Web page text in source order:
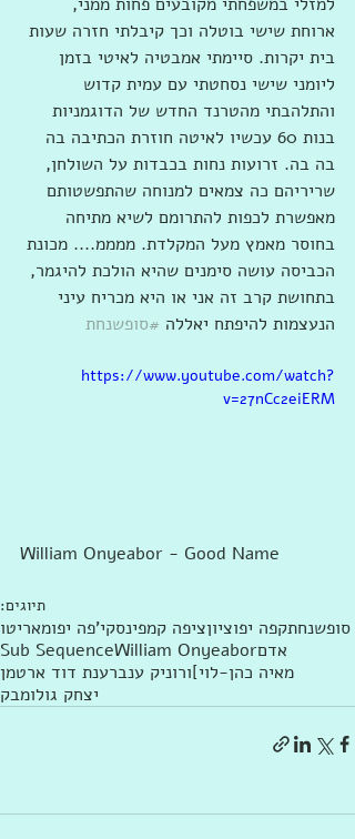
ארוחת שישי בוטלה וכך קיבלתי חזרה שעות
בית יקרות. סיימתי אמבטיה לאיטי בזמן
ליומני שישי נסחטתי עם עמית קדוש
והתלהבתי מהטרנד החדש של הדוגמניות
בנות 60 עכשיו לאיטה חוזרת הכתיבה בה
בה בה. זרועות נחות בכבדות על השולחן,
שריריהם כה צמאים למנוחה שהתפשטותם
מאפשרת לכפות להתרומם לשיא מתיחה
בחוסר מאמץ מעל המקלדת. ממממ.... מכונת
הכביסה עושה סימנים שהיא הולכת להיגמר,
בתחושת קרב זה אני או היא מכריח עיני
הנעצמות להיפתח יאללה #סופשנחת
https://www.youtube.com/watch?
v=27nCc2eiERM
William Onyeabor - Good Name
תיוגים:
סופשנחתקפה יפוציוןציפה קמפינסקי'פה יפומאריטו
אדםWilliam Onyeabor
Sub Sequence
מאיה כהן-לוי]ורוניק ענברענת דוד ארטמן
יצחק גולומבק